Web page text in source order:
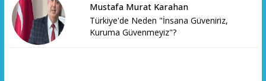
Mustafa Murat Karahan
Türkiye'de Neden "İnsana Güveniriz,
Kuruma Güvenmeyiz"?